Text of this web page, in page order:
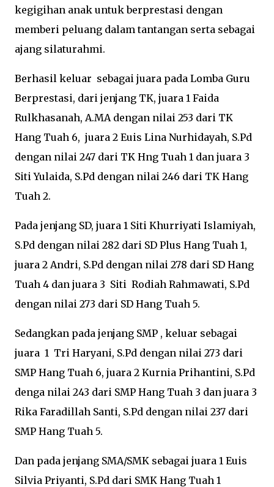
kegigihan anak untuk berprestasi dengan
memberi peluang dalam tantangan serta sebagai
ajang silaturahmi.
Berhasil keluar sebagai juara pada Lomba Guru
Berprestasi, dari jenjang TK, juara 1 Faida
Rulkhasanah, A.MA dengan nilai 253 dari TK
Hang Tuah 6, juara 2 Euis Lina Nurhidayah, S.Pd
dengan nilai 247 dari TK Hng Tuah 1 dan juara 3
Siti Yulaida, S.Pd dengan nilai 246 dari TK Hang
Tuah 2.
Pada jenjang SD, juara 1 Siti Khurriyati Islamiyah,
S.Pd dengan nilai 282 dari SD Plus Hang Tuah 1,
juara 2 Andri, S.Pd dengan nilai 278 dari SD Hang
Tuah 4 dan juara 3 Siti Rodiah Rahmawati, S.Pd
dengan nilai 273 dari SD Hang Tuah 5.
Sedangkan pada jenjang SMP , keluar sebagai
juara 1 Tri Haryani, S.Pd dengan nilai 273 dari
SMP Hang Tuah 6, juara 2 Kurnia Prihantini, S.Pd
denga nilai 243 dari SMP Hang Tuah 3 dan juara 3
Rika Faradillah Santi, S.Pd dengan nilai 237 dari
SMP Hang Tuah 5.
Dan pada jenjang SMA/SMK sebagai juara 1 Euis
Silvia Priyanti, S.Pd dari SMK Hang Tuah 1